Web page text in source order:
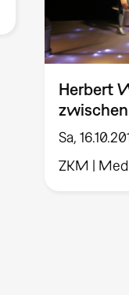
Herbert
Sa,
ZKM |